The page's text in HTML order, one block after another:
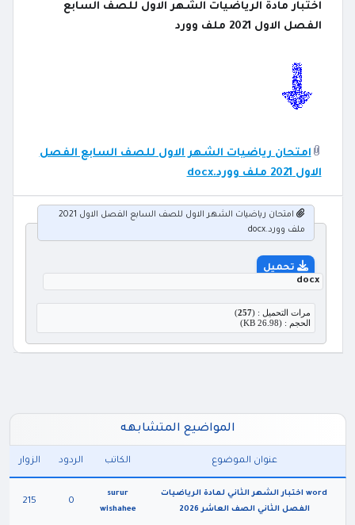
اختبار مادة الرياضيات الشهر الاول للصف السابع
الفصل الاول 2021 ملف وورد
امتحان رياضيات الشهر الاول للصف السابع الفصل
الاول 2021 ملف وورد.docx
امتحان رياضيات الشهر الاول للصف السابع الفصل الاول 2021
ملف وورد.docx
تحميل
docx
مرات التحميل : (257
)
الحجم : (26.98 KB)
المواضيع المتشابهه
عنوان الموضوع الكاتب الردود الزوار
word اختبار الشهر الثاني لمادة الرياضيات
الفصل الثاني الصف العاشر 2026
surur
wishahee
0
215